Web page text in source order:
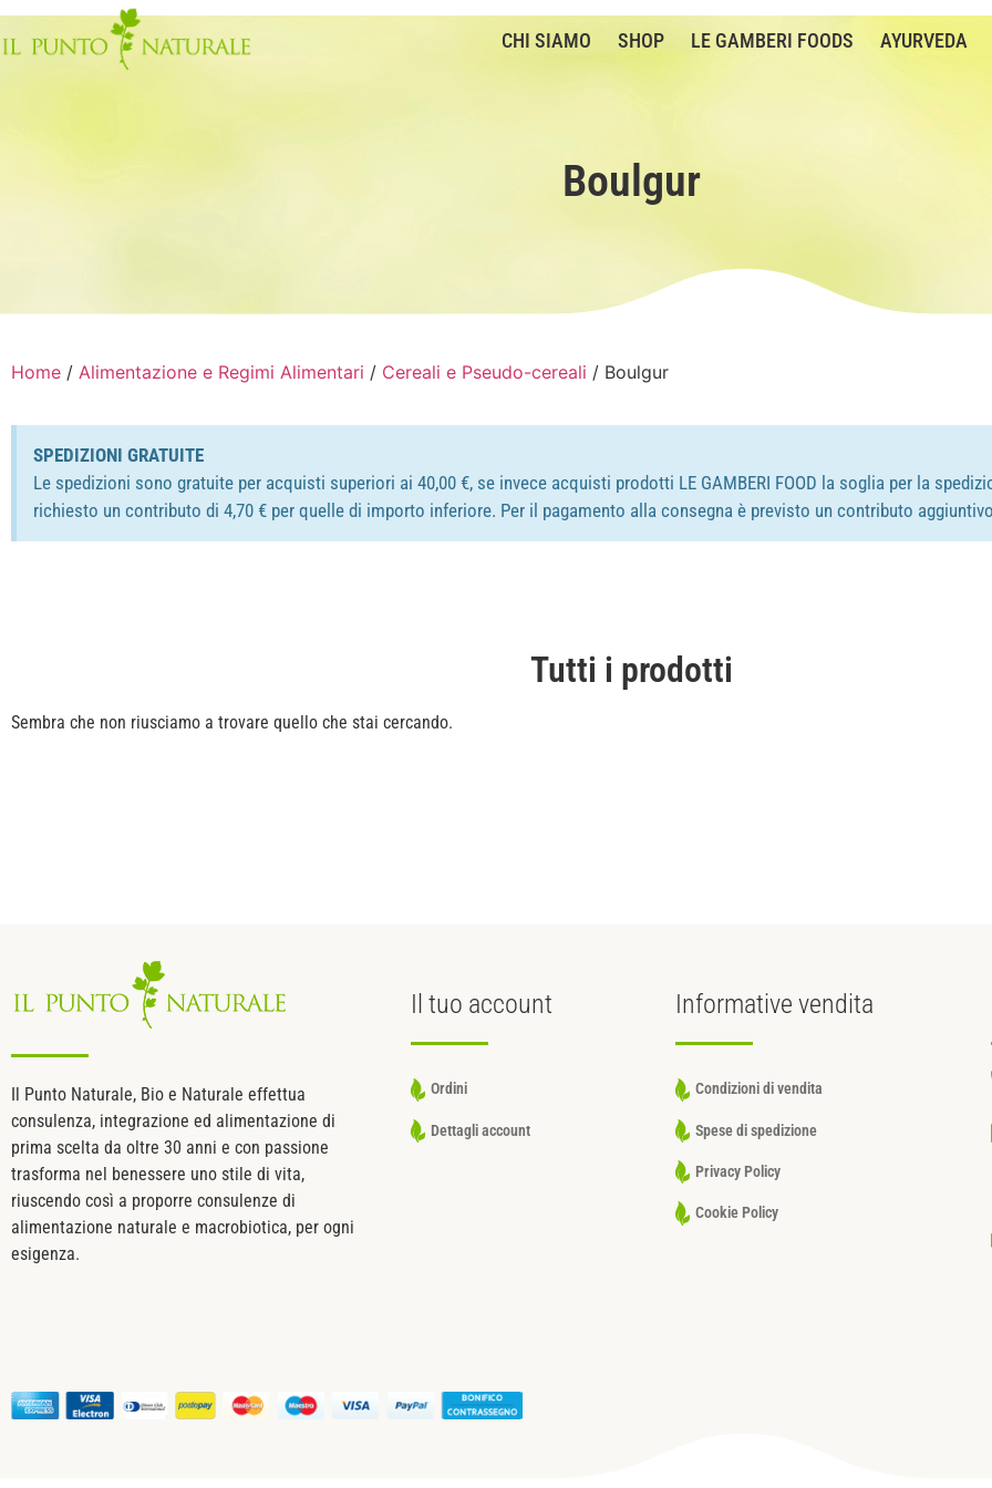
CHI SIAMO SHOP LE GAMBERI FOODS AYURVEDA
Boulgur
Home / Alimentazione e Regimi Alimentari / Cereali e Pseudo-cereali / Boulgur
SPEDIZIONI GRATUITE
Le spedizioni sono gratuite per acquisti superiori ai 40,00 €, se invece acquisti prodotti LE GAMBERI FOOD la soglia per la
richiesto un contributo di 4,70 € per quelle di importo inferiore. Per il pagamento alla consegna è previsto un contributo
Tutti i prodotti
Sembra che non riusciamo a trovare quello che stai cercando.
Il Punto Naturale, Bio e Naturale effettua
consulenza, integrazione ed alimentazione di
prima scelta da oltre 30 anni e con passione
trasforma nel benessere uno stile di vita,
riuscendo così a proporre consulenze di
alimentazione naturale e macrobiotica, per ogni
esigenza.
Il tuo account
Ordini
Dettagli account
Informative vendita
Condizioni di vendita
Spese di spedizione
Privacy Policy
Cookie Policy